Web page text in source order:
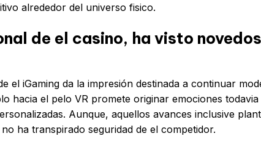
alrededor del universo fisico.
de el casino, ha visto
el iGaming da la impresión destinada a continuar
hacia el pelo VR promete originar emociones todavia
Aunque, aquellos avances inclusive
ha transpirado seguridad de el competidor.